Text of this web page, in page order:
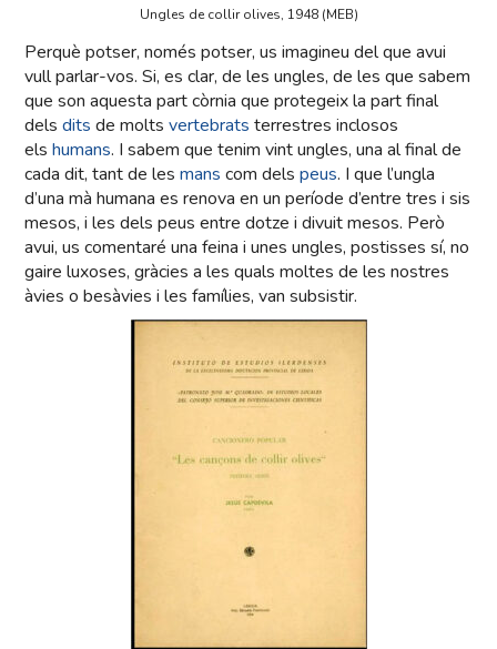
Ungles de collir olives, 1948 (MEB)
Perquè potser, només potser, us imagineu del que avui
vull parlar-vos. Si, es clar, de les ungles, de les que sabem
que son aquesta part còrnia que protegeix la part final
delsdits de moltsvertebrats terrestres inclosos
elshumans. I sabem que tenim vint ungles, una al final de
cada dit, tant de lesmans com delspeus. I que l’ungla
d’una mà humana es renova en un període d’entre tres i sis
mesos, i les dels peus entre dotze i divuit mesos. Però
avui, us comentaré una feina i unes ungles, postisses sí, no
gaire luxoses, gràcies a les quals moltes de les nostres
àvies o besàvies i les famílies, van subsistir.